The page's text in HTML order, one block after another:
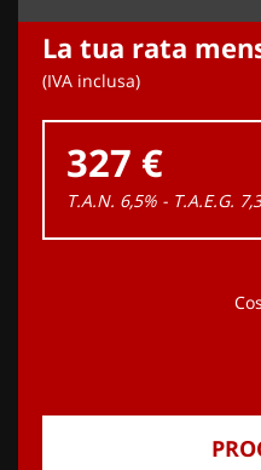
La tua rata
(IVA inclusa)
327 €
T.A.N. 6,5% - T.A.E.G.